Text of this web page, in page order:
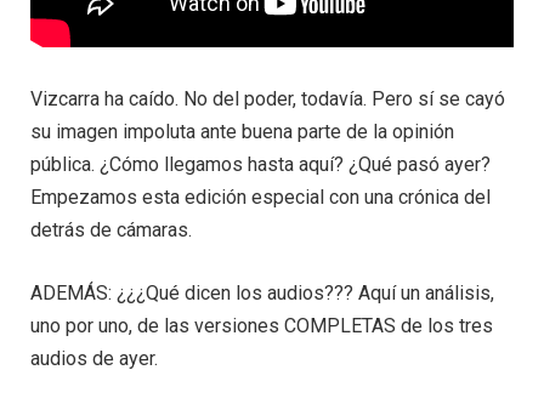
Vizcarra ha caído. No del poder, todavía. Pero sí se cayó
su imagen impoluta ante buena parte de la opinión
pública. ¿Cómo llegamos hasta aquí? ¿Qué pasó ayer?
Empezamos esta edición especial con una crónica del
detrás de cámaras.
ADEMÁS: ¿¿¿Qué dicen los audios??? Aquí un análisis,
uno por uno, de las versiones COMPLETAS de los tres
audios de ayer.